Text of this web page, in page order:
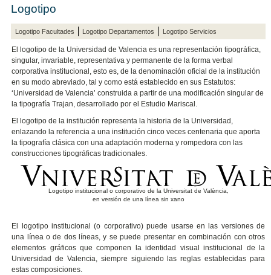
Logotipo
Logotipo Facultades Logotipo Departamentos Logotipo Servicios
El logotipo de la Universidad de Valencia es una representación tipográfica,
singular, invariable, representativa y permanente de la forma verbal
corporativa institucional, esto es, de la denominación oficial de la institución
en su modo abreviado, tal y como está establecido en sus Estatutos:
‘Universidad de Valencia’ construida a partir de una modificación singular de
la tipografía Trajan, desarrollado por el Estudio Mariscal.
El logotipo de la institución representa la historia de la Universidad,
enlazando la referencia a una institución cinco veces centenaria que aporta
la tipografía clásica con una adaptación moderna y rompedora con las
construcciones tipográficas tradicionales.
Logotipo institucional o corporativo de la Universitat de València,
en versión de una línea sin xano
El logotipo institucional (o corporativo) puede usarse en las versiones de
una línea o de dos líneas, y se puede presentar en combinación con otros
elementos gráficos que componen la identidad visual institucional de la
Universidad de Valencia, siempre siguiendo las reglas establecidas para
estas composiciones.